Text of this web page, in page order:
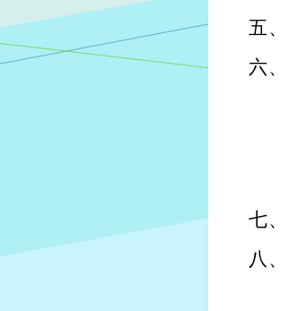
五、
六、
七、
八、